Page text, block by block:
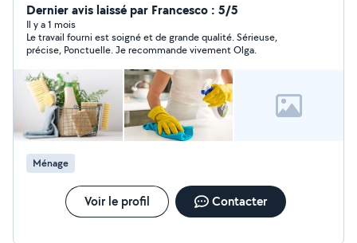
expertise à votre disposition pour vous offrir des
solutions de nettoyage adaptées à vos besoins et
simplifier votre quotidien. En tant que personne
sérieuse, réactive et particulièrement motivée, je
m'engage à garantir des services de qualité supérieure,
afin de vous assurer un environnement propre et
agréable. Je propose des services de nettoyage et
repassage. Je suis flexible au niveau des horaires et me
déplace directement à votre domicile selon vos
contraintes et préférences.
Dernier avis laissé par Francesco : 5/5
Il y a 1 mois
Le travail fourni est soigné et de grande qualité. Sérieuse,
précise, Ponctuelle. Je recommande vivement Olga.
Ménage
Voir le profil Contacter